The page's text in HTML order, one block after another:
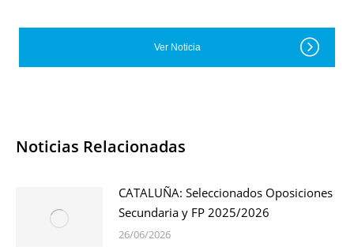
Ver Noticia
Noticias Relacionadas
CATALUÑA: Seleccionados Oposiciones
Secundaria y FP 2025/2026
26/06/2026